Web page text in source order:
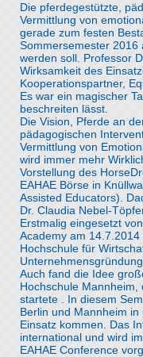
Die pferdegestützte,
Vermittlung von
gerade zum festen
Sommersemester 2016
werden soll. Professor
Wirksamkeit des
Kooperationspartner,
Es war ein magischer
beschreiten lässt.
Die Vision, Pferde an
pädagogischen
Vermittlung von
wird immer mehr
Vorstellung des
EAHAE Börse in
Assisted Educators).
Dr. Claudia Nebel-
Erstmalig eingesetzt
Academy am
Hochschule für
Auch fand die Idee
Hochschule
startete . In diesem
Berlin und Mannheim
Einsatz kommen. Das
international und wird
EAHAE Conference